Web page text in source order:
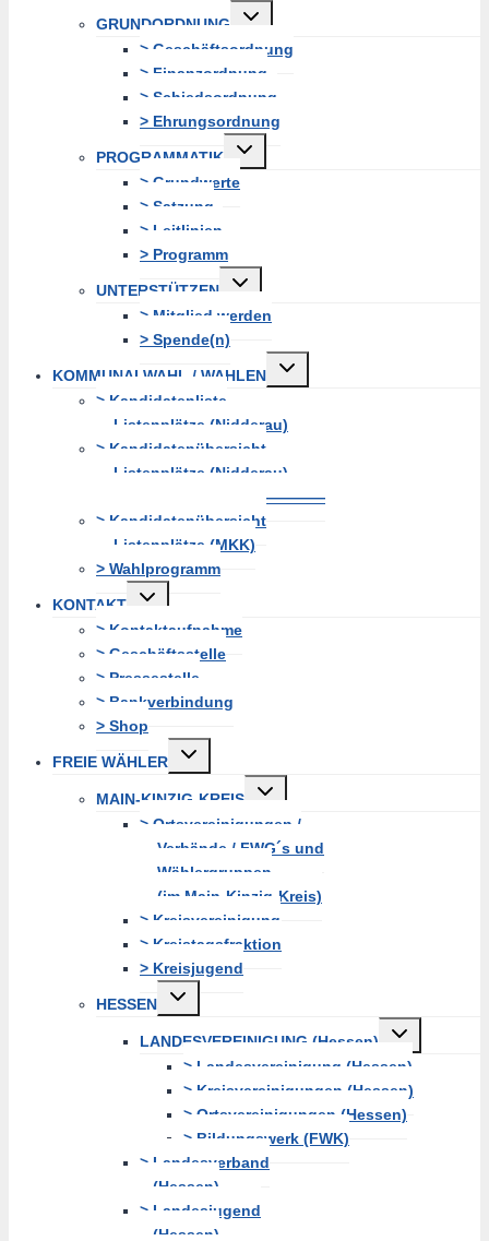
GRUNDORDNUNG
Untermenü
erweitern
> Geschäftsordnung
> Finanzordnung
> Schiedsordnung
> Ehrungsordnung
PROGRAMMATIK
Untermenü
erweitern
> Grundwerte
> Satzung
> Leitlinien
> Programm
UNTERSTÜTZEN
Untermenü
erweitern
> Mitglied werden
> Spende(n)
KOMMUNALWAHL / WAHLEN
Untermenü
erweitern
> Kandidatenliste
Listenplätze (Nidderau)
> Kandidatenübersicht
Listenplätze (Nidderau)
———————————————
> Kandidatenübersicht
Listenplätze (MKK)
> Wahlprogramm
KONTAKT
Untermenü
erweitern
> Kontaktaufnahme
> Geschäftsstelle
> Pressestelle
> Bankverbindung
> Shop
FREIE WÄHLER
Untermenü
erweitern
MAIN-KINZIG-KREIS
Untermenü
erweitern
> Ortsvereinigungen /
Verbände / FWG´s und
Wählergruppen
(im Main-Kinzig-Kreis)
> Kreisvereinigung
> Kreistagsfraktion
> Kreisjugend
HESSEN
Untermenü
erweitern
LANDESVEREINIGUNG (Hessen)
Untermenü
erweitern
> Landesvereinigung (Hessen)
> Kreisvereinigungen (Hessen)
> Ortsvereinigungen (Hessen)
> Bildungswerk (FWK)
> Landesverband
(Hessen)
> Landesjugend
(Hessen)